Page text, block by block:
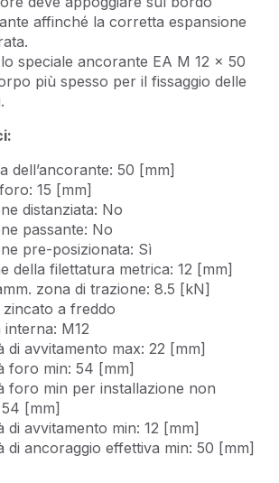
affinché la corretta espansione
speciale ancorante EA M 12 x 50
più spesso per il fissaggio delle
dell’ancorante: 50 [mm]
15 [mm]
distanziata: No
passante: No
pre-posizionata: Sì
della filettatura metrica: 12 [mm]
zona di trazione: 8.5 [kN]
zincato a freddo
interna: M12
di avvitamento max: 22 [mm]
foro min: 54 [mm]
foro min per installazione non
[mm]
di avvitamento min: 12 [mm]
di ancoraggio effettiva min: 50 [mm]